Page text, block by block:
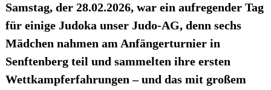
Samstag, der 28.02.2026, war ein aufregender Tag
für einige Judoka unser Judo-AG, denn sechs
Mädchen nahmen am Anfängerturnier in
Senftenberg teil und sammelten ihre ersten
Wettkampferfahrungen – und das mit großem